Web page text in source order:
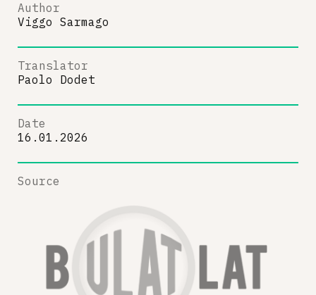
Author
Viggo Sarmago
Translator
Paolo Dodet
Date
16.01.2026
Source